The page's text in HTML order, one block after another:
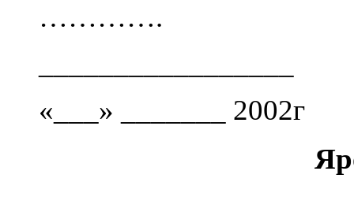
………….
«___» _______ 2002г